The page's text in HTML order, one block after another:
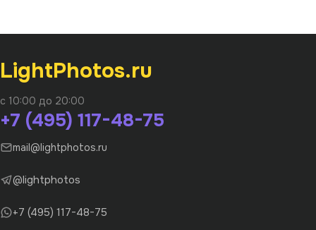
LightPhotos.ru
с 10:00 до 20:00
+7 (495) 117-48-75
mail@lightphotos.ru
@lightphotos
+7 (495) 117-48-75